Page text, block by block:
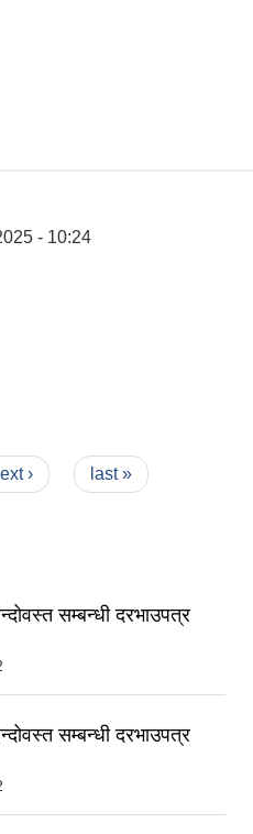
- 10:24
› last »
सम्बन्धी दरभाउपत्र
सम्बन्धी दरभाउपत्र